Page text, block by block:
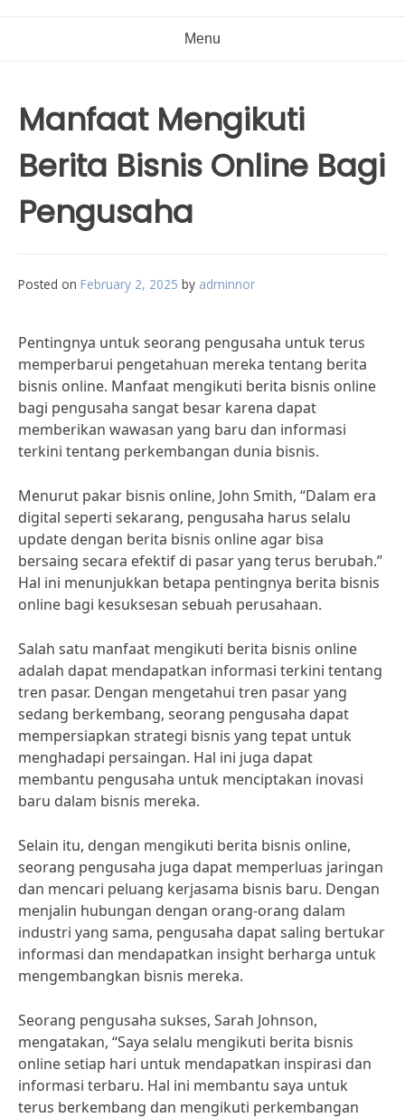
Menu
Manfaat Mengikuti
Berita Bisnis Online Bagi
Pengusaha
Posted on February 2, 2025 by adminnor
Pentingnya untuk seorang pengusaha untuk terus
memperbarui pengetahuan mereka tentang berita
bisnis online. Manfaat mengikuti berita bisnis online
bagi pengusaha sangat besar karena dapat
memberikan wawasan yang baru dan informasi
terkini tentang perkembangan dunia bisnis.
Menurut pakar bisnis online, John Smith, “Dalam era
digital seperti sekarang, pengusaha harus selalu
update dengan berita bisnis online agar bisa
bersaing secara efektif di pasar yang terus berubah.”
Hal ini menunjukkan betapa pentingnya berita bisnis
online bagi kesuksesan sebuah perusahaan.
Salah satu manfaat mengikuti berita bisnis online
adalah dapat mendapatkan informasi terkini tentang
tren pasar. Dengan mengetahui tren pasar yang
sedang berkembang, seorang pengusaha dapat
mempersiapkan strategi bisnis yang tepat untuk
menghadapi persaingan. Hal ini juga dapat
membantu pengusaha untuk menciptakan inovasi
baru dalam bisnis mereka.
Selain itu, dengan mengikuti berita bisnis online,
seorang pengusaha juga dapat memperluas jaringan
dan mencari peluang kerjasama bisnis baru. Dengan
menjalin hubungan dengan orang-orang dalam
industri yang sama, pengusaha dapat saling bertukar
informasi dan mendapatkan insight berharga untuk
mengembangkan bisnis mereka.
Seorang pengusaha sukses, Sarah Johnson,
mengatakan, “Saya selalu mengikuti berita bisnis
online setiap hari untuk mendapatkan inspirasi dan
informasi terbaru. Hal ini membantu saya untuk
terus berkembang dan mengikuti perkembangan